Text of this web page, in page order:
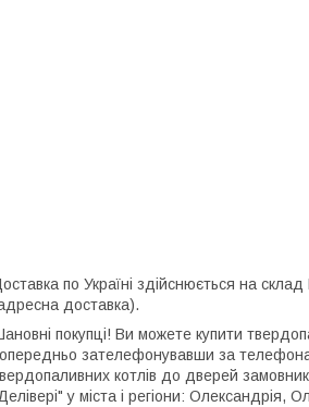
по Україні здійснюється на
доставка).
покупці! Ви можете купити
зателефонувавши за
котлів до дверей
у міста і регіони: Олександрія,